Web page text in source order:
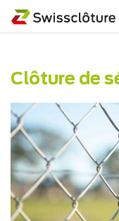
Clôture de